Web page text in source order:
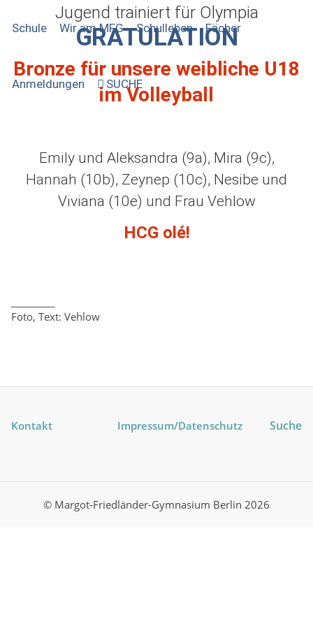
Schule Wir am MFG Schulleben Fächer
Anmeldungen SUCHE
Jugend trainiert für Olympia
GRATULATION
Bronze für unsere weibliche U18
im Volleyball
Emily und Aleksandra (9a), Mira (9c),
Hannah (10b), Zeynep (10c), Nesibe und
Viviana (10e) und Frau Vehlow
HCG olé!
Foto, Text: Vehlow
Kontakt Impressum/Datenschutz Suche
© Margot-Friedländer-Gymnasium Berlin 2026